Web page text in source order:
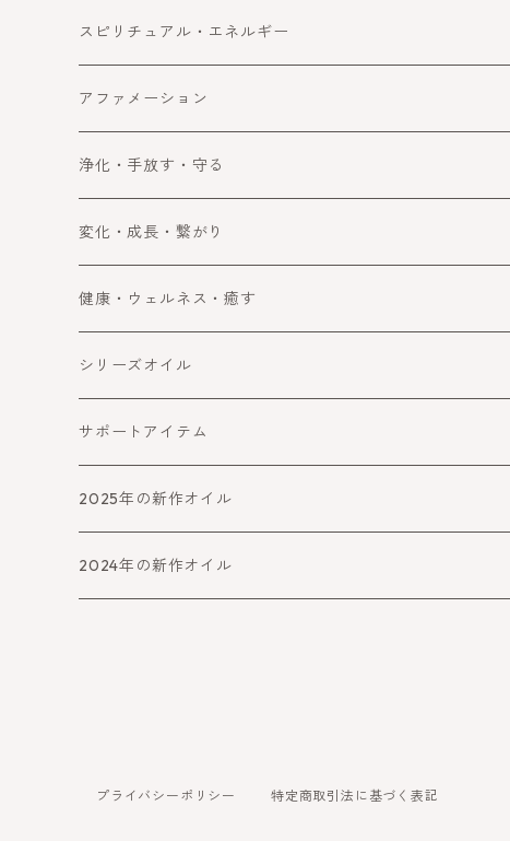
ビジネス
ラッキー・望みを叶える
成功
恋愛運
女子力アップ
スピリチュアル・エネルギー
スピリチュアル
エネルギー
アファメーション
浄化・手放す・守る
浄化
手放す
守る・ブロック
障害をよける・乗り越える
変化・成長・繋がり
自分を変える・変化
コミュニケーション
健康・ウェルネス・癒す
健康・ウェルネス
癒す
シリーズオイル
喜びと幸運
バランスとパワーアップ
人生より高めるシリーズ
サポートアイテム
2025年の新作オイル
2024年の新作オイル
プライバシーポリシー 特定商取引法に基づく表記